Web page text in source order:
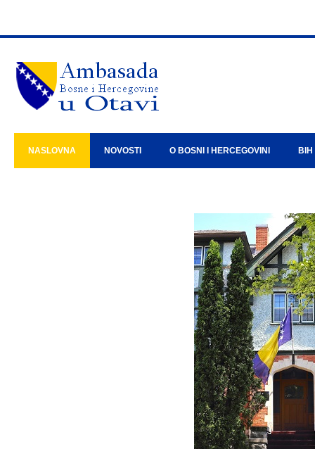
NASLOVNA NOVOSTI O BOSNI I HERCEGOVINI